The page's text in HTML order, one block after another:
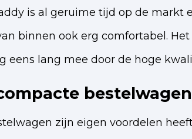
is al geruime tijd op de markt
binnen ook erg comfortabel.
eens lang mee door de hoge
zijn eigen voordelen